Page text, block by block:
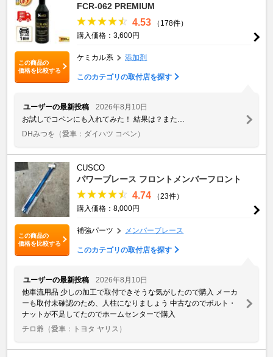
この商品の
価格を比較する
FCR-062 PREMIUM
4.53
（178件）
購入価格：3,600円
ケミカル系 添加剤
このカテゴリの取付店を探す
ユーザーの最新投稿
2026年8月10日
お試しでコペンにも入れてみた！ 結果は？また…
DHみつを （愛車：ダイハツ コペン）
この商品の
価格を比較する
CUSCO
パワーブレース フロントメンバーフロント
4.74
（23件）
購入価格：8,000円
補強パーツ メンバーブレース
このカテゴリの取付店を探す
ユーザーの最新投稿
2026年8月10日
他車流用品 少しの加工で取付できそうな気がしたので購入 メーカ
ーも取付未確認のため、人柱になりましょう 中古なのでボルト・
ナットが不足してたのでホームセンターで購入
チロ爺 （愛車：トヨタ ヤリス）